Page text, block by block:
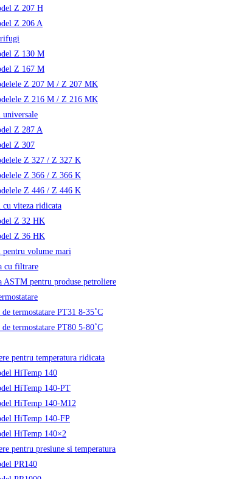
Z 207 H
Z 206 A
Z 130 M
Z 167 M
Z 207 M / Z 207 MK
Z 216 M / Z 216 MK
Z 287 A
Z 307
Z 327 / Z 327 K
Z 366 / Z 366 K
Z 446 / Z 446 K
viteza ridicata
Z 32 HK
Z 36 HK
volume mari
cu filtrare
ASTM pentru produse petroliere
termostatare PT31 8-35˚C
termostatare PT80 5-80˚C
pentru temperatura ridicata
HiTemp 140
HiTemp 140-PT
HiTemp 140-M12
HiTemp 140-FP
HiTemp 140×2
pentru presiune si temperatura
PR140